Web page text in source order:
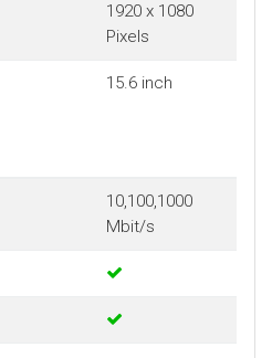
1920 x 1080
Pixels
15.6 inch
10,100,1000
Mbit/s